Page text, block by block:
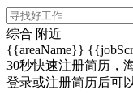
综合 附近
{{areaName}}
30秒快速注册简历，
登录或注册简历后可